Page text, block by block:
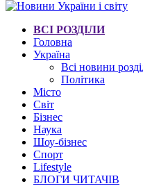
ВСІ РОЗДІЛИ
Головна
Україна
Всі новини
Політика
Місто
Світ
Бізнес
Наука
Шоу-бізнес
Спорт
Lifestyle
БЛОГИ ЧИТАЧІВ